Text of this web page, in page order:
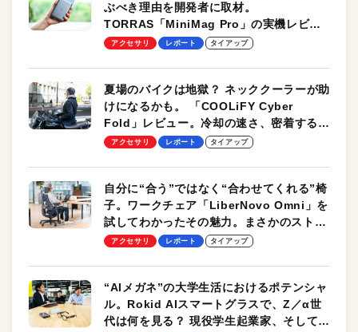
ぶべき理由を開発者に取材。
TORRAS「MiniMag Pro」の実機レビュ
ーも
アクセサリ レポート タイアップ
夏場のバイクは地獄？ ネッククーラーが助
けになるかも。 「COOLiFY Cyber
Fold」レビュー。冷却の速さ、密着する冷
却プレート、シンプルな操作性がグッド！
アクセサリ レポート タイアップ
自分に“合う”ではなく“合わせてくれる”椅
子。ワークチェア「LiberNovo Omni」を
試してわかったその魅力。まさかのストレ
ッチ機能も搭載
アクセサリ レポート タイアップ
“AIメガネ”の大学生活におけるポテンシャ
ル。Rokid AIスマートグラスで、Z／α世
代は何を見る？ 現役学生起業家、そして教